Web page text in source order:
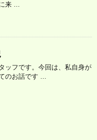
来 ...
ッフです。今回は、私自身が
のお話です ...